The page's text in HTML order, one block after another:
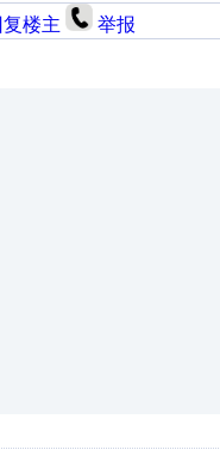
复楼主 举报